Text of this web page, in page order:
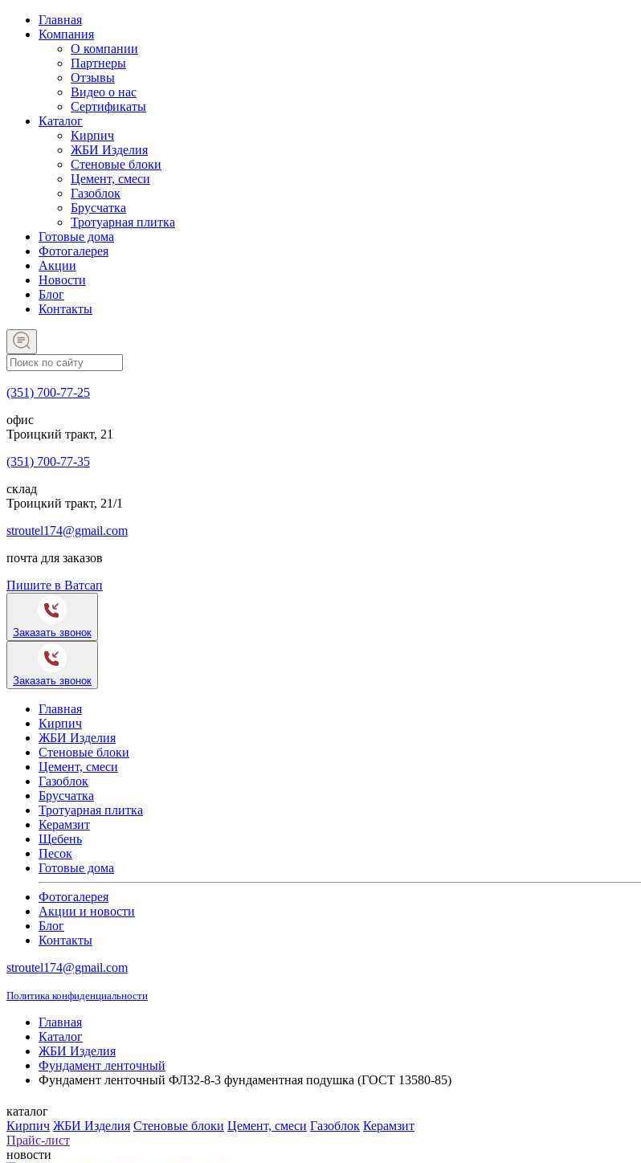
Главная
Компания
О компании
Партнеры
Отзывы
Видео о нас
Сертификаты
Каталог
Кирпич
ЖБИ Изделия
Стеновые блоки
Цемент, смеси
Газоблок
Брусчатка
Тротуарная плитка
Готовые дома
Фотогалерея
Акции
Новости
Блог
Контакты
(351) 700-77-25
офис
Троицкий тракт, 21
(351) 700-77-35
склад
Троицкий тракт, 21/1
stroutel174@gmail.com
почта для заказов
Пишите в Ватсап
Заказать звонок
Заказать звонок
Главная
Кирпич
ЖБИ Изделия
Стеновые блоки
Цемент, смеси
Газоблок
Брусчатка
Тротуарная плитка
Керамзит
Щебень
Песок
Готовые дома
Фотогалерея
Акции и новости
Блог
Контакты
stroutel174@gmail.com
Политика конфиденциальности
Главная
Каталог
ЖБИ Изделия
Фундамент ленточный
Фундамент ленточный ФЛ32-8-3 фундаментная подушка (ГОСТ 13580-85)
каталог
Кирпич ЖБИ Изделия Стеновые блоки Цемент, смеси Газоблок Керамзит
Прайс-лист
новости